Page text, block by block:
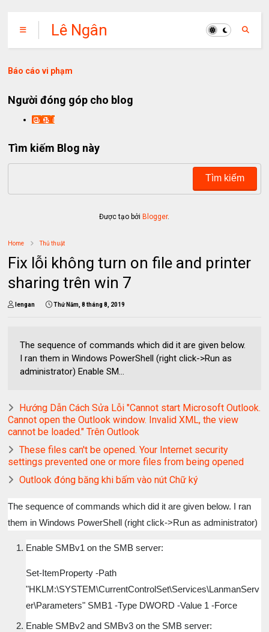
Lê Ngân
Báo cáo vi phạm
Người đóng góp cho blog
lengan
Tìm kiếm Blog này
Được tạo bởiBlogger.
Home Thủ thuật
Fix lỗi không turn on file and printer
sharing trên win 7
lengan Thứ Năm, 8 tháng 8, 2019
The sequence of commands which did it are given below.
I ran them in Windows PowerShell (right click->Run as
administrator) Enable SM...
Hướng Dẫn Cách Sửa Lỗi "Cannot start Microsoft Outlook.
Cannot open the Outlook window. Invalid XML, the view
cannot be loaded." Trên Outlook
These files can't be opened. Your Internet security
settings prevented one or more files from being opened
Outlook đóng băng khi bấm vào nút Chữ ký
The sequence of commands which did it are given below. I ran
them in Windows PowerShell (right click->Run as administrator)
Enable SMBv1 on the SMB server:
Set-ItemProperty -Path
"HKLM:\SYSTEM\CurrentControlSet\Services\LanmanServ
er\Parameters" SMB1 -Type DWORD -Value 1 -Force
Enable SMBv2 and SMBv3 on the SMB server: